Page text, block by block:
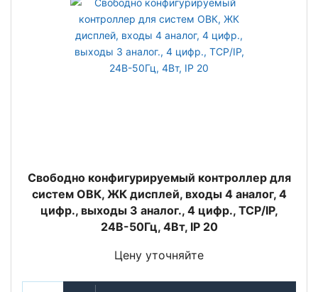
Свободно конфигурируемый контроллер для
систем ОВК, ЖК дисплей, входы 4 аналог, 4
цифр., выходы 3 аналог., 4 цифр., TCP/IP,
24В-50Гц, 4Вт, IP 20
Цену уточняйте